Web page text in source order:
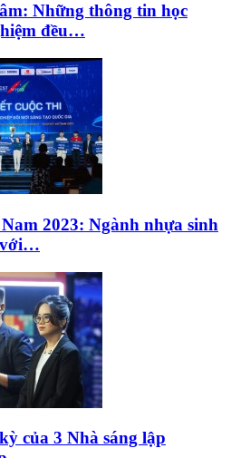
Những thông tin học
đều…
Nam 2023: Ngành nhựa sinh
với…
của 3 Nhà sáng lập